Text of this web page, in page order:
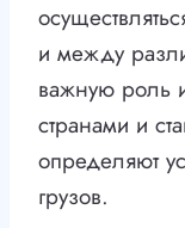
и между
важную роль
странами и
определяют
грузов.